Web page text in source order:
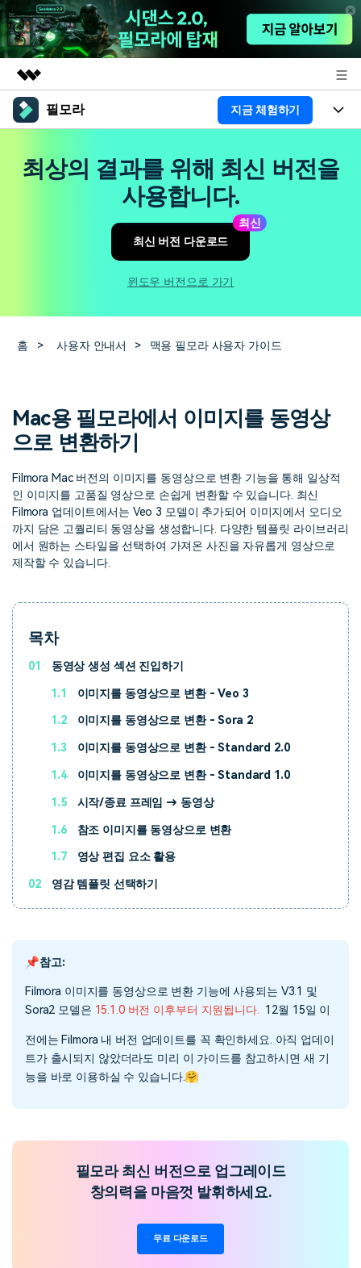
주요 제품
유틸리티
필모라 지금 체험하기
고객 지원
더 알아보기
가격 로그인
검색
최상의 결과를 위해 최신 버전을
사용합니다.
최신
최신 버전 다운로드
윈도우 버전으로 가기
홈 > 사용자 안내서 > 맥용 필모라 사용자 가이드
Mac용 필모라에서 이미지를 동영상
으로 변환하기
Filmora Mac 버전의 이미지를 동영상으로 변환 기능을 통해 일상적
인 이미지를 고품질 영상으로 손쉽게 변환할 수 있습니다. 최신
Filmora 업데이트에서는 Veo 3 모델이 추가되어 이미지에서 오디오
까지 담은 고퀄리티 동영상을 생성합니다. 다양한 템플릿 라이브러리
에서 원하는 스타일을 선택하여 가져온 사진을 자유롭게 영상으로
제작할 수 있습니다.
목차
01 동영상 생성 섹션 진입하기
1.1 이미지를 동영상으로 변환 - Veo 3
1.2 이미지를 동영상으로 변환 - Sora 2
1.3 이미지를 동영상으로 변환 - Standard 2.0
1.4 이미지를 동영상으로 변환 - Standard 1.0
1.5 시작/종료 프레임 → 동영상
1.6 참조 이미지를 동영상으로 변환
1.7 영상 편집 요소 활용
02 영감 템플릿 선택하기
📌참고:
Filmora 이미지를 동영상으로 변환 기능에 사용되는 V3.1 및
Sora2 모델은 15.1.0 버전 이후부터 지원됩니다. 12월 15일 이
전에는 Filmora 내 버전 업데이트를 꼭 확인하세요. 아직 업데이
트가 출시되지 않았더라도 미리 이 가이드를 참고하시면 새 기
능을 바로 이용하실 수 있습니다.🤗
필모라 최신 버전으로 업그레이드
창의력을 마음껏 발휘하세요.
무료 다운로드